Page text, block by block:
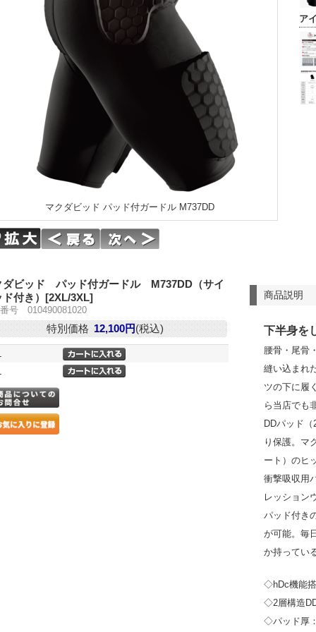
ア
マクダビッド パッド付ガードル M737DD
商品説明
下半身を
腰骨・尾骨
縫い込まれ
ツの下に履
ら当店でも
DDパッド
り保護。マ
ート）のヒ
衝撃吸収用
レッション
パッド付き
が可能。毎
か持ってい
◇hDc機能
◇2層構造
◇パッド厚
ダビッド パッド付ガードル M737DD（サイ
ド付き）[2XL/3XL]
号 010490081020
特別価格 12,100円(税込)